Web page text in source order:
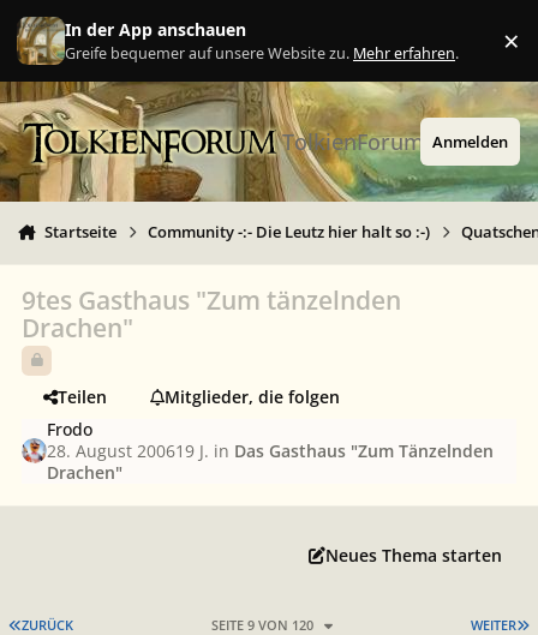
Zu Inhalt springen
In der App anschauen
Greife bequemer auf unsere Website zu. Mehr erfahren. ×
TolkienForum Anmelden
Startseite Community -:- Die Leutz hier halt so :-)
9tes Gasthaus "Zum tänzelnden
Drachen"
Teilen
Mitglieder, die folgen
Frodo
28. August 200619 J. in Das Gasthaus "Zum Tänzelnden
Drachen"
Neues Thema starten
ERSTE SEITE
ZURÜCK WEITER
SEITE 9 VON 120